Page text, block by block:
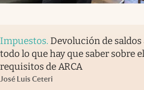
Impuestos. Devolución de saldos
todo lo que hay que saber sobre
requisitos de ARCA
José Luis Ceteri